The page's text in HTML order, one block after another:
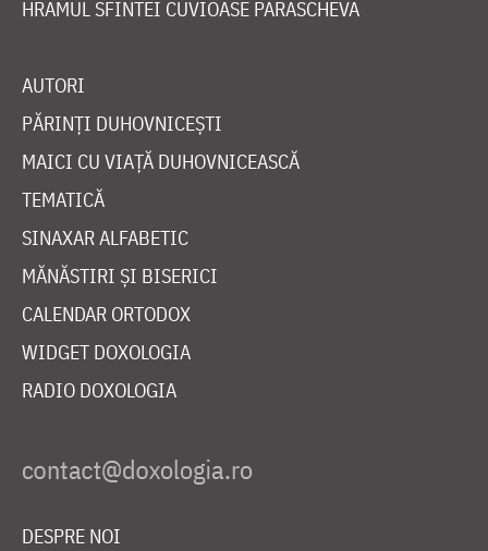
HRAMUL SFINTEI CUVIOASE PARASCHEVA
AUTORI
PĂRINȚI DUHOVNICEȘTI
MAICI CU VIAȚĂ DUHOVNICEASCĂ
TEMATICĂ
SINAXAR ALFABETIC
MĂNĂSTIRI ȘI BISERICI
CALENDAR ORTODOX
WIDGET DOXOLOGIA
RADIO DOXOLOGIA
DESPRE NOI